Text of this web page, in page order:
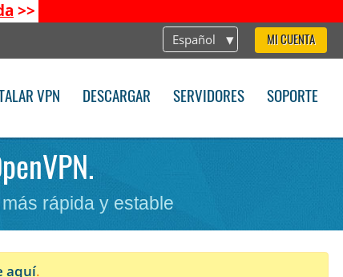
>>
Español MI CUENTA
VPN DESCARGAR SERVIDORES SOPORTE
rápida y estable
aquí.